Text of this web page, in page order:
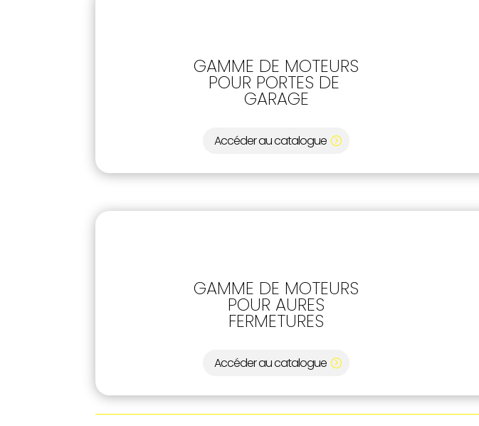
GAMME DE MOTEURS
POUR PORTES DE
GARAGE
Accéder au catalogue
GAMME DE MOTEURS
POUR AURES
FERMETURES
Accéder au catalogue